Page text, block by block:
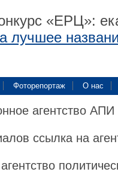
«ЕРЦ»:
лучшее
Фоторепортаж О нас
агентство
ссылка на